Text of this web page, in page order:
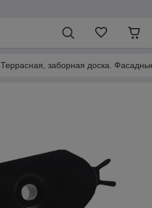
Террасная, заборная доска.